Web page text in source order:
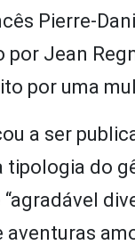
Pierre-
por Jean
por uma
a ser
tipologia do